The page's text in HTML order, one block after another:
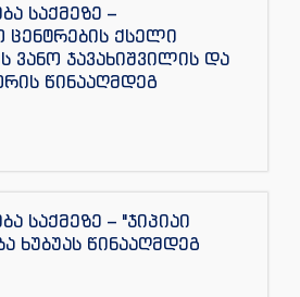
საქმეზე –
ცენტრების ქსელი
ვანო ჯავახიშვილის და
წინააღმდეგ
საქმეზე – "ჯიპიაი
ხუბუას წინააღმდეგ